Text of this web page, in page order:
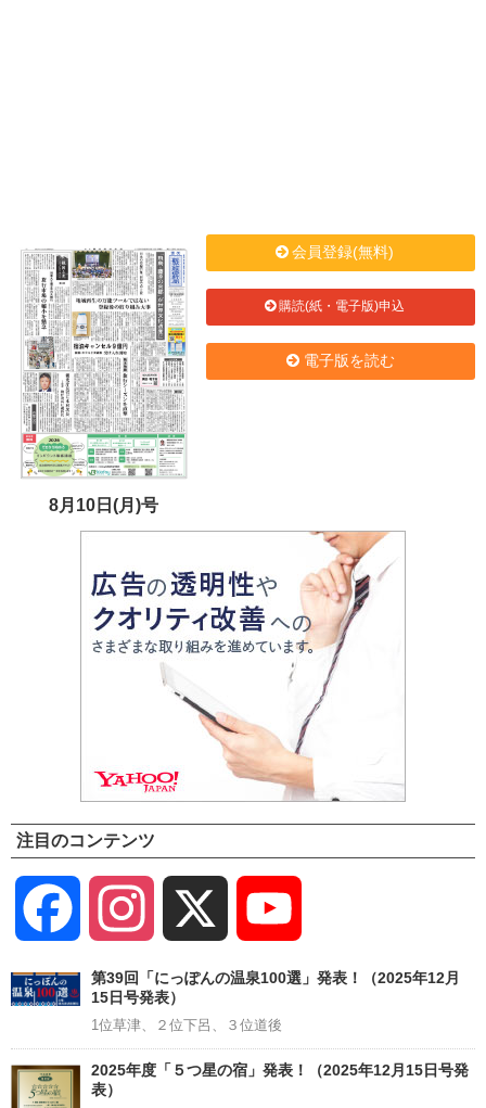
8月10日(月)号
会員登録(無料)
購読(紙・電子版)申込
電子版を読む
注目のコンテンツ
Facebook Instagram
Channel
第39回「にっぽんの温泉100選」発表！（2025年12月
15日号発表）
1位草津、２位下呂、３位道後
2025年度「５つ星の宿」発表！（2025年12月15日号発
表）